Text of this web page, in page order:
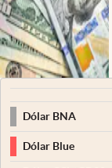
Dólar BNA
Dólar Blue